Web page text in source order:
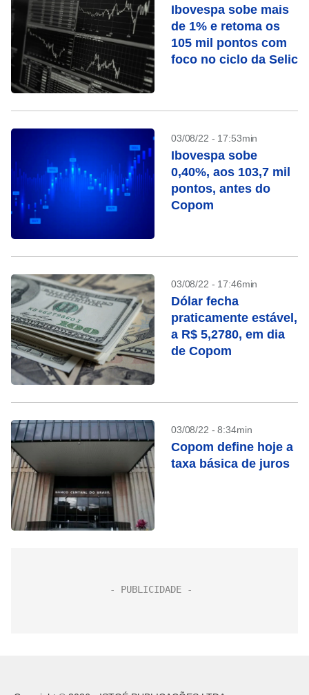
Ibovespa sobe mais
de 1% e retoma os
105 mil pontos com
foco no ciclo da Selic
03/08/22 - 17:53min
Ibovespa sobe
0,40%, aos 103,7 mil
pontos, antes do
Copom
03/08/22 - 17:46min
Dólar fecha
praticamente estável,
a R$ 5,2780, em dia
de Copom
03/08/22 - 8:34min
Copom define hoje a
taxa básica de juros